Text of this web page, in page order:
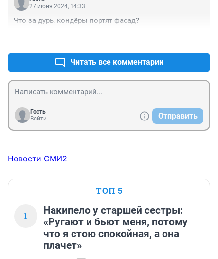
27 июня 2024, 14:33
Что за дурь, кондёры портят фасад?
Читать все комментарии
Гость
Войти
Отправить
Новости СМИ2
ТОП 5
1
Накипело у старшей сестры:
«Ругают и бьют меня, потому
что я стою спокойная, а она
плачет»